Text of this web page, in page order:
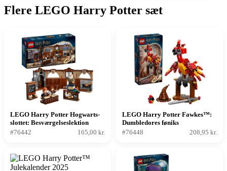
Flere LEGO Harry Potter sæt
LEGO Harry Potter Hogwarts-
slottet: Besværgelseslektion
#76442
165,00 kr.
LEGO Harry Potter Fawkes™:
Dumbledores føniks
#76448
208,95 kr.